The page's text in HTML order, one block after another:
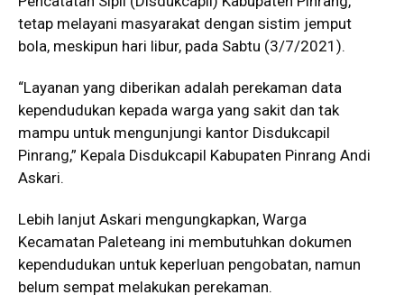
tetap melayani masyarakat dengan sistim jemput
bola, meskipun hari libur, pada Sabtu (3/7/2021).
“Layanan yang diberikan adalah perekaman data
kependudukan kepada warga yang sakit dan tak
mampu untuk mengunjungi kantor Disdukcapil
Pinrang,” Kepala Disdukcapil Kabupaten Pinrang Andi
Askari.
Lebih lanjut Askari mengungkapkan, Warga
Kecamatan Paleteang ini membutuhkan dokumen
kependudukan untuk keperluan pengobatan, namun
belum sempat melakukan perekaman.